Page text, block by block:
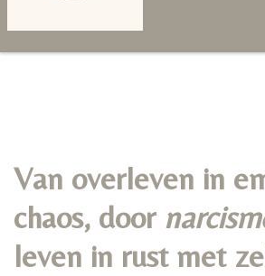
Van overleven in
chaos, door
leven in rust met